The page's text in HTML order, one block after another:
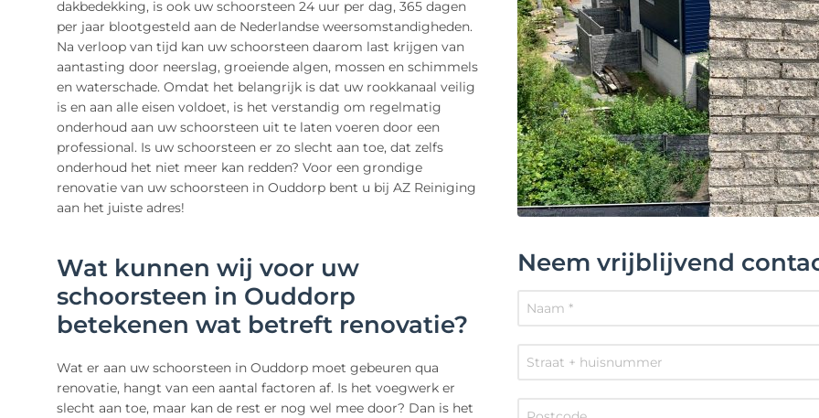
dakbedekking, is ook uw schoorsteen 24 uur per dag, 365 dagen
per jaar blootgesteld aan de Nederlandse weersomstandigheden.
Na verloop van tijd kan uw schoorsteen daarom last krijgen van
aantasting door neerslag, groeiende algen, mossen en schimmels
en waterschade. Omdat het belangrijk is dat uw rookkanaal veilig
is en aan alle eisen voldoet, is het verstandig om regelmatig
onderhoud aan uw schoorsteen uit te laten voeren door een
professional. Is uw schoorsteen er zo slecht aan toe, dat zelfs
onderhoud het niet meer kan redden? Voor een grondige
renovatie van uw schoorsteen in Ouddorp bent u bij AZ Reiniging
aan het juiste adres!
Wat kunnen wij voor uw
schoorsteen in Ouddorp
betekenen wat betreft renovatie?
Wat er aan uw schoorsteen in Ouddorp moet gebeuren qua
renovatie, hangt van een aantal factoren af. Is het voegwerk er
slecht aan toe, maar kan de rest er nog wel mee door? Dan is het
Neem vrijblijvend